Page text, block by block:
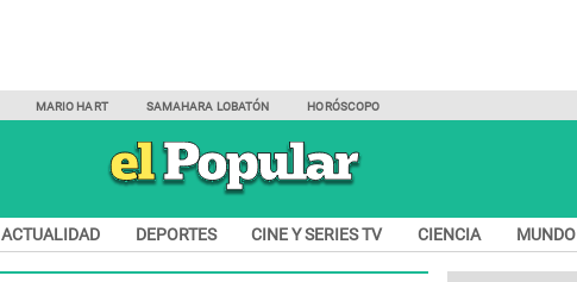
MARIO HART SAMAHARA LOBATÓN HORÓSCOPO
ACTUALIDAD DEPORTES CINE Y SERIES TV CIENCIA MUNDO